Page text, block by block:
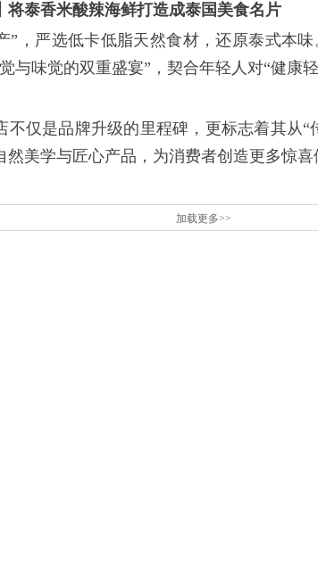
将泰香米酸辣海鲜打造成泰国美食名片
”，严选低卡低脂天然食材，还原泰式本
与味觉的双重盛宴”，契合年轻人对“健康
不仅是品牌升级的里程碑，更标志着其从“
美学与匠心产品，为消费者创造更多惊喜
加载更多>>